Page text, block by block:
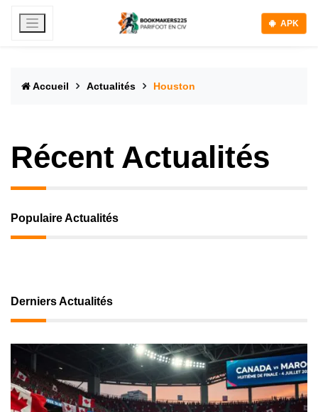
APK
Accueil Actualités Houston
Récent Actualités
Populaire Actualités
Derniers Actualités